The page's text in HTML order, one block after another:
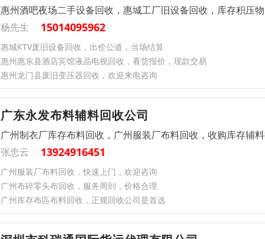
惠州酒吧夜场二手设备回收，惠城工厂旧设备回收，库存积压
杨先生
15014095962
惠城KTV废旧设备回收，出价公道，当场结算
惠州惠东县酒店宾馆液晶电视回收，看货报价，现款交易
惠州龙门县废旧变压器回收，欢迎来电咨询
广东永发布料辅料回收公司
广州制衣厂库存布料回收，广州服装厂布料回收，收购库存辅
张忠云
13924916451
广州服装厂布料回收，快速上门，欢迎咨询
广州布碎零头布回收，服务周到，价格合理
广州库存布匹布料回收，正规回收公司是首选